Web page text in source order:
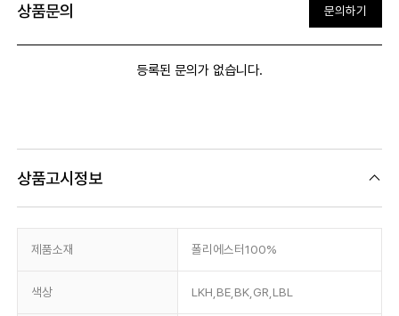
상품문의 문의하기
등록된 문의가 없습니다.
상품고시정보
제품소재 폴리에스터100%
색상 LKH,BE,BK,GR,LBL